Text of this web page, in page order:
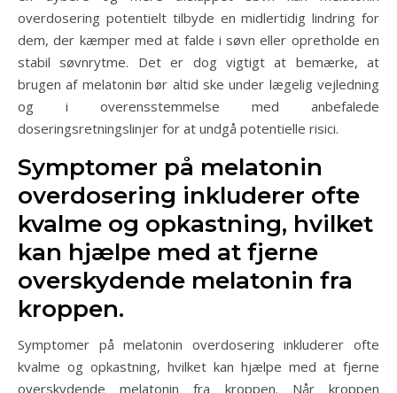
overdosering potentielt tilbyde en midlertidig lindring for
dem, der kæmper med at falde i søvn eller opretholde en
stabil søvnrytme. Det er dog vigtigt at bemærke, at
brugen af melatonin bør altid ske under lægelig vejledning
og i overensstemmelse med anbefalede
doseringsretningslinjer for at undgå potentielle risici.
Symptomer på melatonin
overdosering inkluderer ofte
kvalme og opkastning, hvilket
kan hjælpe med at fjerne
overskydende melatonin fra
kroppen.
Symptomer på melatonin overdosering inkluderer ofte
kvalme og opkastning, hvilket kan hjælpe med at fjerne
overskydende melatonin fra kroppen. Når kroppen